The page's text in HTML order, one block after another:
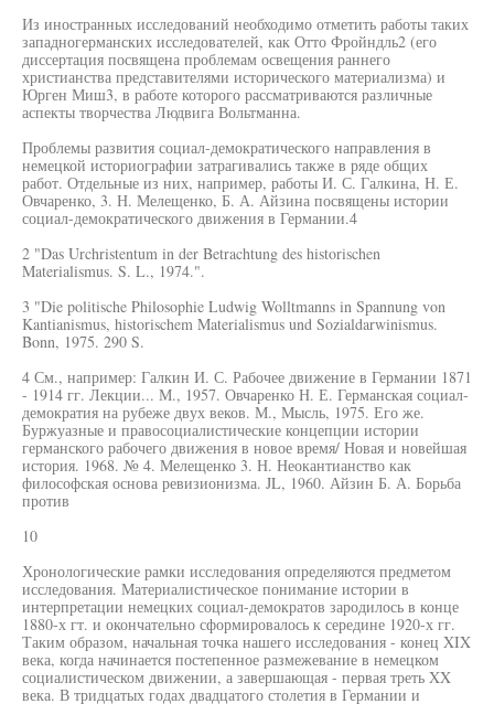
Из иностранных исследований необходимо отметить работы таких
западногерманских исследователей, как Отто Фройндль2 (его
диссертация посвящена проблемам освещения раннего
христианства представителями исторического материализма) и
Юрген Миш3, в работе которого рассматриваются различные
аспекты творчества Людвига Вольтманна.
Проблемы развития социал-демократического направления в
немецкой историографии затрагивались также в ряде общих
работ. Отдельные из них, например, работы И. С. Галкина, Н. Е.
Овчаренко, 3. Н. Мелещенко, Б. А. Айзина посвящены истории
социал-демократического движения в Германии.4
2 "Das Urchristentum in der Betrachtung des historischen
Materialismus. S. L., 1974.".
3 "Die politische Philosophie Ludwig Wolltmanns in Spannung von
Kantianismus, historischem Materialismus und Sozialdarwinismus.
Bonn, 1975. 290 S.
4 См., например: Галкин И. С. Рабочее движение в Германии 1871
- 1914 гг. Лекции... М., 1957. Овчаренко Н. Е. Германская социал-
демократия на рубеже двух веков. М., Мысль, 1975. Его же.
Буржуазные и правосоциалистические концепции истории
германского рабочего движения в новое время/ Новая и новейшая
история. 1968. № 4. Мелещенко 3. Н. Неокантианство как
философская основа ревизионизма. JL, 1960. Айзин Б. А. Борьба
против
10
Хронологические рамки исследования определяются предметом
исследования. Материалистическое понимание истории в
интерпретации немецких социал-демократов зародилось в конце
1880-х гт. и окончательно сформировалось к середине 1920-х гг.
Таким образом, начальная точка нашего исследования - конец XIX
века, когда начинается постепенное размежевание в немецком
социалистическом движении, а завершающая - первая треть XX
века. В тридцатых годах двадцатого столетия в Германии и